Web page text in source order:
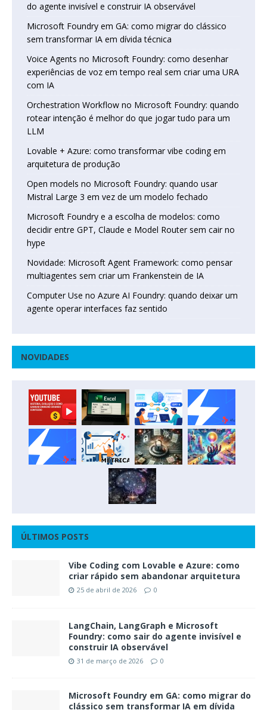
do agente invisível e construir IA observável
Microsoft Foundry em GA: como migrar do clássico
sem transformar IA em dívida técnica
Voice Agents no Microsoft Foundry: como desenhar
experiências de voz em tempo real sem criar uma URA
com IA
Orchestration Workflow no Microsoft Foundry: quando
rotear intenção é melhor do que jogar tudo para um
LLM
Lovable + Azure: como transformar vibe coding em
arquitetura de produção
Open models no Microsoft Foundry: quando usar
Mistral Large 3 em vez de um modelo fechado
Microsoft Foundry e a escolha de modelos: como
decidir entre GPT, Claude e Model Router sem cair no
hype
Novidade: Microsoft Agent Framework: como pensar
multiagentes sem criar um Frankenstein de IA
Computer Use no Azure AI Foundry: quando deixar um
agente operar interfaces faz sentido
NOVIDADES
ÚLTIMOS POSTS
Vibe Coding com Lovable e Azure: como
criar rápido sem abandonar arquitetura
25 de abril de 2026 0
LangChain, LangGraph e Microsoft
Foundry: como sair do agente invisível e
construir IA observável
31 de março de 2026 0
Microsoft Foundry em GA: como migrar do
clássico sem transformar IA em dívida